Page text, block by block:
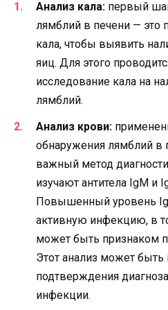
Анализ кала: первый
лямблий в печени — это
кала, чтобы выявить
яиц. Для этого
исследование кала на
лямблий.
Анализ крови:
обнаружения лямблий в
важный метод
изучают антитела IgM и
Повышенный уровень
активную инфекцию, в
может быть признаком
Этот анализ может быть
подтверждения
инфекции.